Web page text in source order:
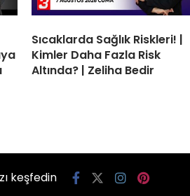
Sıcaklarda Sağlık Riskleri! |
Kimler Daha Fazla Risk
Altında? | Zeliha Bedir
keşfedin